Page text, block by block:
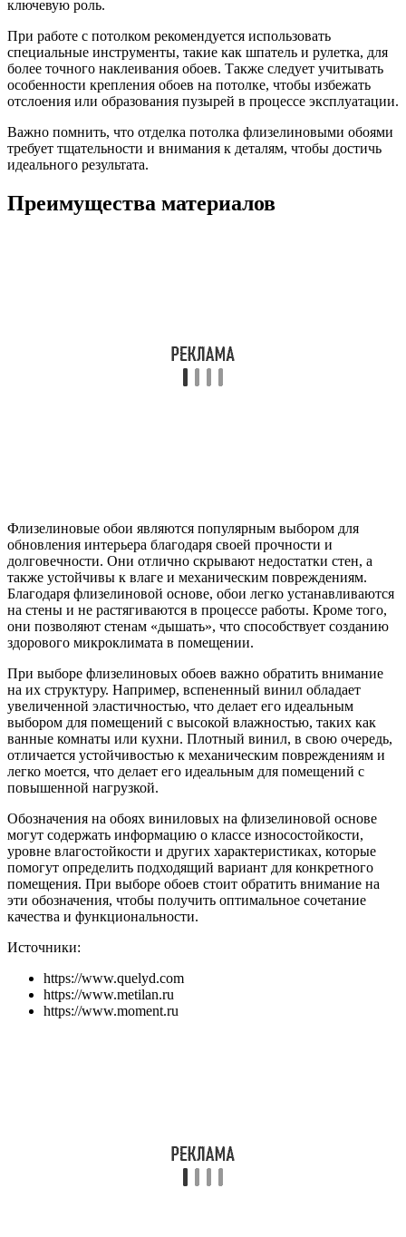
ключевую роль.
При работе с потолком рекомендуется использовать
специальные инструменты, такие как шпатель и рулетка, для
более точного наклеивания обоев. Также следует учитывать
особенности крепления обоев на потолке, чтобы избежать
отслоения или образования пузырей в процессе эксплуатации.
Важно помнить, что отделка потолка флизелиновыми обоями
требует тщательности и внимания к деталям, чтобы достичь
идеального результата.
Преимущества материалов
Флизелиновые обои являются популярным выбором для
обновления интерьера благодаря своей прочности и
долговечности. Они отлично скрывают недостатки стен, а
также устойчивы к влаге и механическим повреждениям.
Благодаря флизелиновой основе, обои легко устанавливаются
на стены и не растягиваются в процессе работы. Кроме того,
они позволяют стенам «дышать», что способствует созданию
здорового микроклимата в помещении.
При выборе флизелиновых обоев важно обратить внимание
на их структуру. Например, вспененный винил обладает
увеличенной эластичностью, что делает его идеальным
выбором для помещений с высокой влажностью, таких как
ванные комнаты или кухни. Плотный винил, в свою очередь,
отличается устойчивостью к механическим повреждениям и
легко моется, что делает его идеальным для помещений с
повышенной нагрузкой.
Обозначения на обоях виниловых на флизелиновой основе
могут содержать информацию о классе износостойкости,
уровне влагостойкости и других характеристиках, которые
помогут определить подходящий вариант для конкретного
помещения. При выборе обоев стоит обратить внимание на
эти обозначения, чтобы получить оптимальное сочетание
качества и функциональности.
Источники:
https://www.quelyd.com
https://www.metilan.ru
https://www.moment.ru